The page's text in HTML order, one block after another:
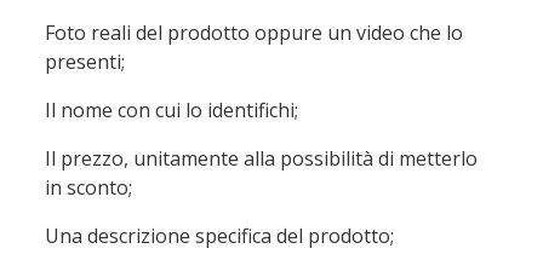
Foto reali del prodotto oppure un video che lo
presenti;
Il nome con cui lo identifichi;
Il prezzo, unitamente alla possibilità di metterlo
in sconto;
Una descrizione specifica del prodotto;